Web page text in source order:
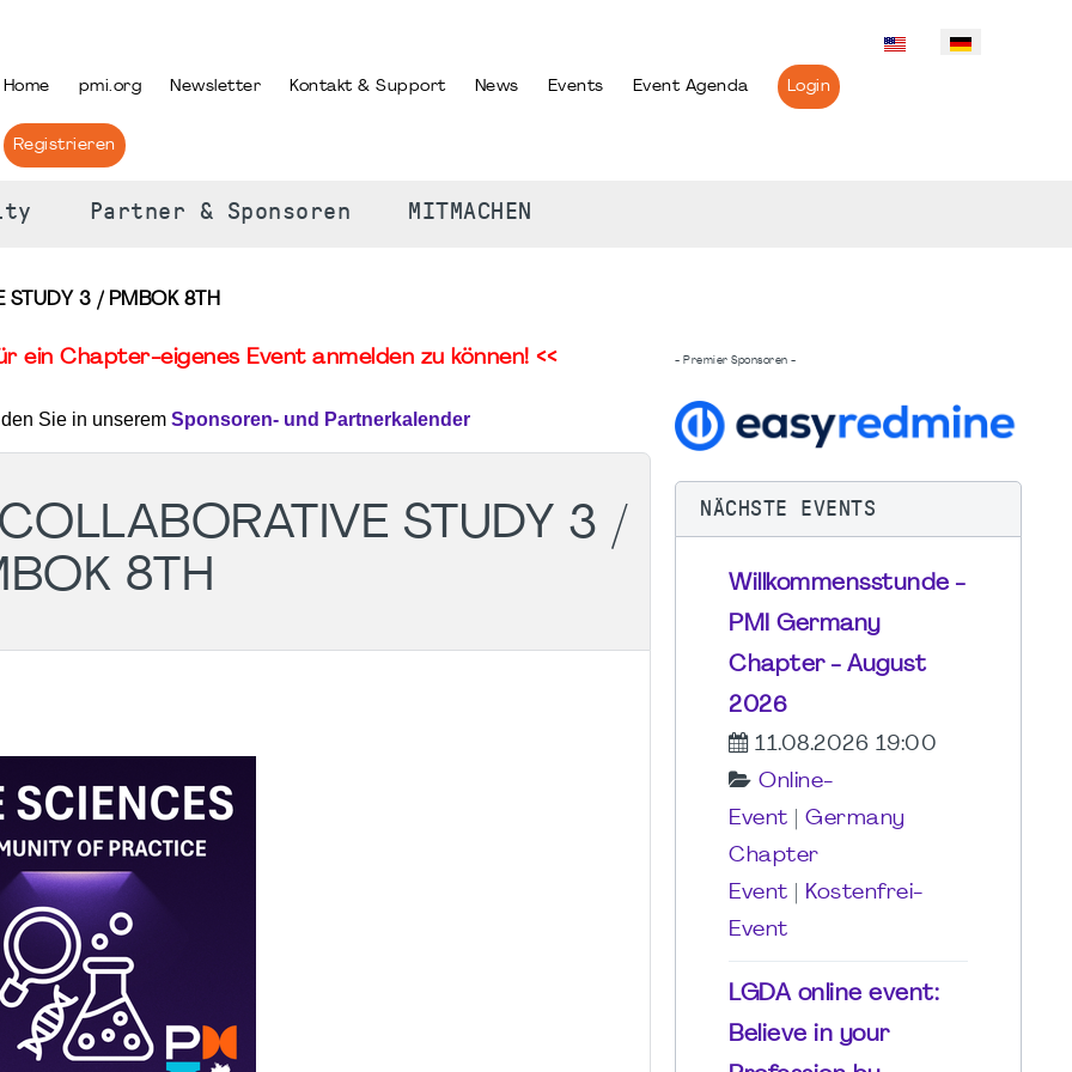
Home pmi.org Newsletter Kontakt & Support News Events Event Agenda Login
Registrieren
Partner & Sponsoren MITMACHEN
STUDY 3 / PMBOK 8TH
ein Chapter-eigenes Event anmelden zu können! <<
Sie in unserem Sponsoren- und Partnerkalender
STUDY 3 /
8TH
- Premier Sponsoren -
NÄCHSTE EVENTS
Willkommensstunde -
PMI Germany
Chapter - August
2026
11.08.2026 19:00
Online-
Event
Germany
Chapter
Event
Kostenfrei-
Event
LGDA online event:
Believe in your